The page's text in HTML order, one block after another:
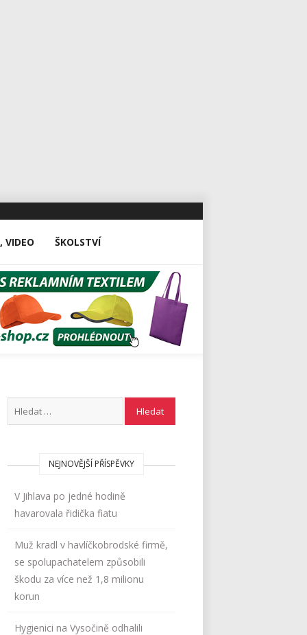
VIDEO ŠKOLSTVÍ
NEJNOVĚJŠÍ PŘÍSPĚVKY
V Jihlava po jedné hodině
havarovala řidička fiatu
Muž kradl v havlíčkobrodské firmě,
se spolupachatelem způsobili
škodu za více než 1,8 milionu
korun
Hygienici na Vysočině odhalili